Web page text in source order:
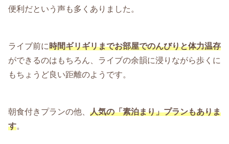
便利だという声も多くありました。
ライブ前に時間ギリギリまでお部屋でのんびりと体力温存
ができるのはもちろん、ライブの余韻に浸りながら歩くに
もちょうど良い距離のようです。
朝食付きプランの他、 人気の「素泊まり」プランもありま
す。